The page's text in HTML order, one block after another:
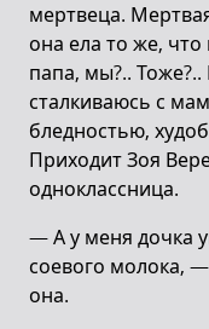
мертвеца.
она ела то же,
папа, мы?..
сталкиваюсь с
бледностью,
Приходит Зоя
одноклассница.
— А у меня дочка
соевого молока,
она.